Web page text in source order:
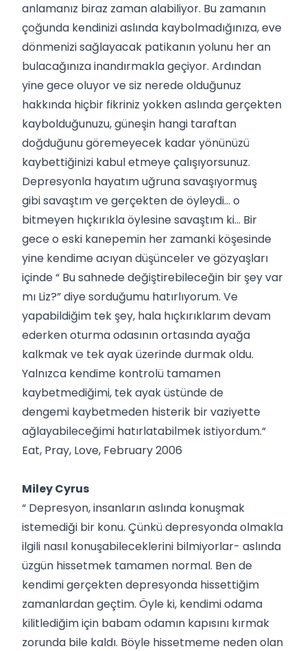
anlamanız biraz zaman alabiliyor. Bu zamanın
çoğunda kendinizi aslında kaybolmadığınıza, eve
dönmenizi sağlayacak patikanın yolunu her an
bulacağınıza inandırmakla geçiyor. Ardından
yine gece oluyor ve siz nerede olduğunuz
hakkında hiçbir fikriniz yokken aslında gerçekten
kaybolduğunuzu, güneşin hangi taraftan
doğduğunu göremeyecek kadar yönünüzü
kaybettiğinizi kabul etmeye çalışıyorsunuz.
Depresyonla hayatım uğruna savaşıyormuş
gibi savaştım ve gerçekten de öyleydi… o
bitmeyen hıçkırıkla öylesine savaştım ki… Bir
gece o eski kanepemin her zamanki köşesinde
yine kendime acıyan düşünceler ve gözyaşları
içinde “ Bu sahnede değiştirebileceğin bir şey var
mı Liz?” diye sorduğumu hatırlıyorum. Ve
yapabildiğim tek şey, hala hıçkırıklarım devam
ederken oturma odasının ortasında ayağa
kalkmak ve tek ayak üzerinde durmak oldu.
Yalnızca kendime kontrolü tamamen
kaybetmediğimi, tek ayak üstünde de
dengemi kaybetmeden histerik bir vaziyette
ağlayabileceğimi hatırlatabilmek istiyordum.“
Eat, Pray, Love, February 2006
Miley Cyrus
“ Depresyon, insanların aslında konuşmak
istemediği bir konu. Çünkü depresyonda olmakla
ilgili nasıl konuşabileceklerini bilmiyorlar- aslında
üzgün hissetmek tamamen normal. Ben de
kendimi gerçekten depresyonda hissettiğim
zamanlardan geçtim. Öyle ki, kendimi odama
kilitlediğim için babam odamın kapısını kırmak
zorunda bile kaldı. Böyle hissetmeme neden olan